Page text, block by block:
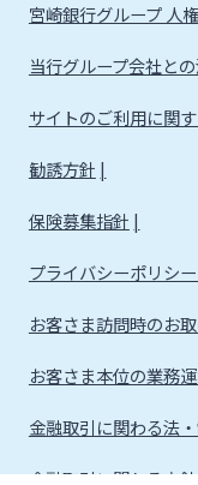
宮崎銀行グループ 人
当行グループ会社と
サイトのご利用に関
勧誘方針
保険募集指針
プライバシーポリシ
お客さま訪問時のお
お客さま本位の業務
金融取引に関わる法
金融取引に関わる方針